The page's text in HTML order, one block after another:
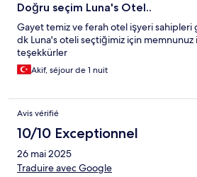
Doğru seçim Luna's Otel..
Gayet temiz ve ferah otel işyeri sahipleri
dk Luna's oteli seçtiğimiz için
teşekkürler
Akif, séjour de 1 nuit
Avis vérifié
10/10 Exceptionnel
26 mai 2025
Traduire avec Google